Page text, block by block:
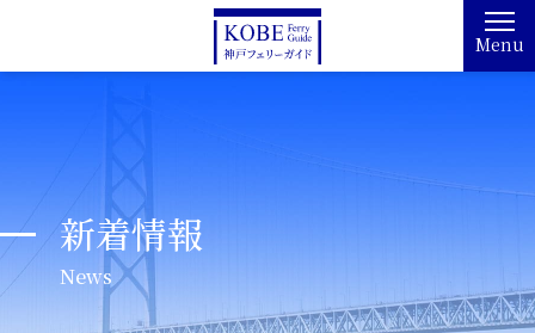
Menu
新着情報
News